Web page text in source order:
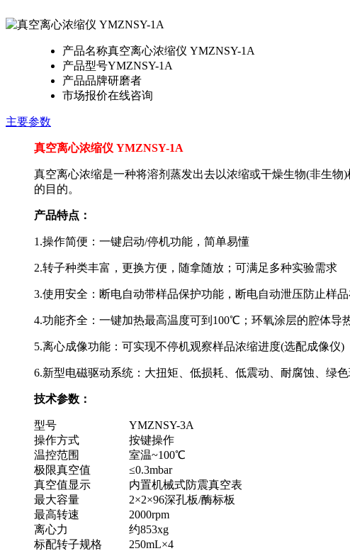
产品名称真空离心浓缩仪 YMZNSY-1A
产品型号YMZNSY-1A
产品品牌研磨者
市场报价在线咨询
主要参数
真空离心浓缩仪 YMZNSY-1A
真空离心浓缩是一种将溶剂蒸发出去以浓缩或干燥生物(非生
的目的。
产品特点：
1.操作简便：一键启动/停机功能，简单易懂
2.转子种类丰富，更换方便，随拿随放；可满足多种实验需求
3.使用安全：断电自动带样品保护功能，断电自动泄压防止样
4.功能齐全：一键加热最高温度可到100℃；环氧涂层的腔体导
5.离心成像功能：可实现不停机观察样品浓缩进度(选配成像仪)
6.新型电磁驱动系统：大扭矩、低损耗、低震动、耐腐蚀、绿
技术参数：
型号
YMZNSY-3A
操作方式
按键操作
温控范围
室温~100℃
极限真空值
≤0.3mbar
真空值显示
内置机械式防震真空表
最大容量
2×2×96深孔板/酶标板
最高转速
2000rpm
离心力
约853xg
标配转子规格
250mL×4